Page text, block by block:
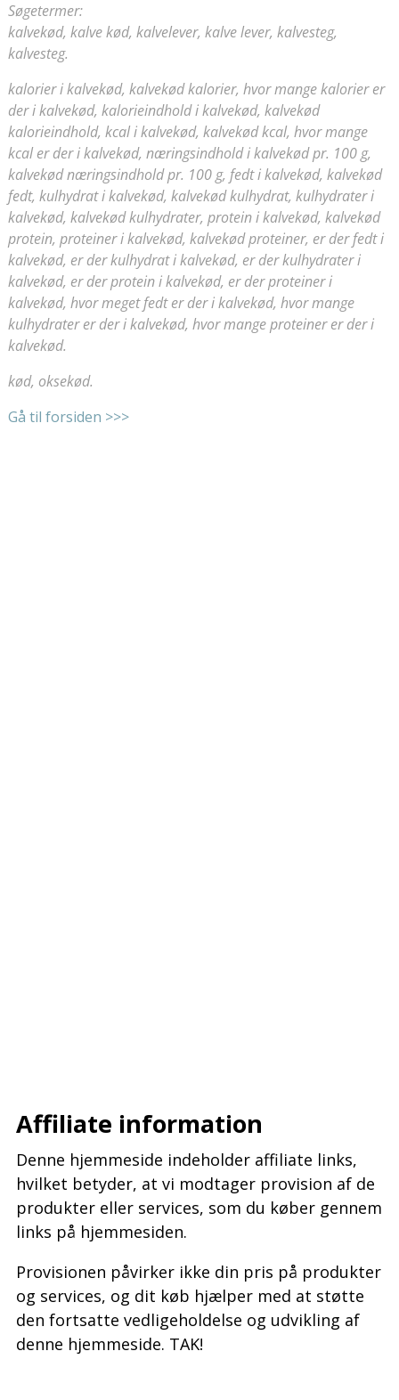
Søgetermer:
kalvekød, kalve kød, kalvelever, kalve lever, kalvesteg,
kalvesteg.
kalorier i kalvekød, kalvekød kalorier, hvor mange kalorier er
der i kalvekød, kalorieindhold i kalvekød, kalvekød
kalorieindhold, kcal i kalvekød, kalvekød kcal, hvor mange
kcal er der i kalvekød, næringsindhold i kalvekød pr. 100 g,
kalvekød næringsindhold pr. 100 g, fedt i kalvekød, kalvekød
fedt, kulhydrat i kalvekød, kalvekød kulhydrat, kulhydrater i
kalvekød, kalvekød kulhydrater, protein i kalvekød, kalvekød
protein, proteiner i kalvekød, kalvekød proteiner, er der fedt i
kalvekød, er der kulhydrat i kalvekød, er der kulhydrater i
kalvekød, er der protein i kalvekød, er der proteiner i
kalvekød, hvor meget fedt er der i kalvekød, hvor mange
kulhydrater er der i kalvekød, hvor mange proteiner er der i
kalvekød.
kød, oksekød.
Gå til forsiden >>>
Affiliate information
Denne hjemmeside indeholder affiliate links,
hvilket betyder, at vi modtager provision af de
produkter eller services, som du køber gennem
links på hjemmesiden.
Provisionen påvirker ikke din pris på produkter
og services, og dit køb hjælper med at støtte
den fortsatte vedligeholdelse og udvikling af
denne hjemmeside. TAK!